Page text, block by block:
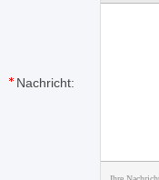
Nachricht: